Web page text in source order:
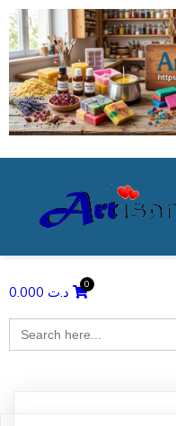
د.ت
Search
for: